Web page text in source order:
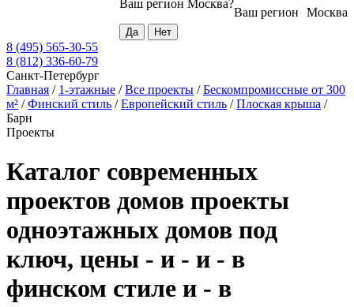
Москва
Ваш регион
Ваш регион Москва?
8 (495) 565-30-55
8 (812) 336-60-79
Санкт-Петербург
Главная / 1-этажные /Все проекты /Бескомпромиссные от 300
м² /Финский стиль /Европейский стиль /Плоская крыша /
Барн
Проекты
Каталог современных
проектов домов проекты
одноэтажных домов под
ключ, цены - и - и - в
финском стиле и - в